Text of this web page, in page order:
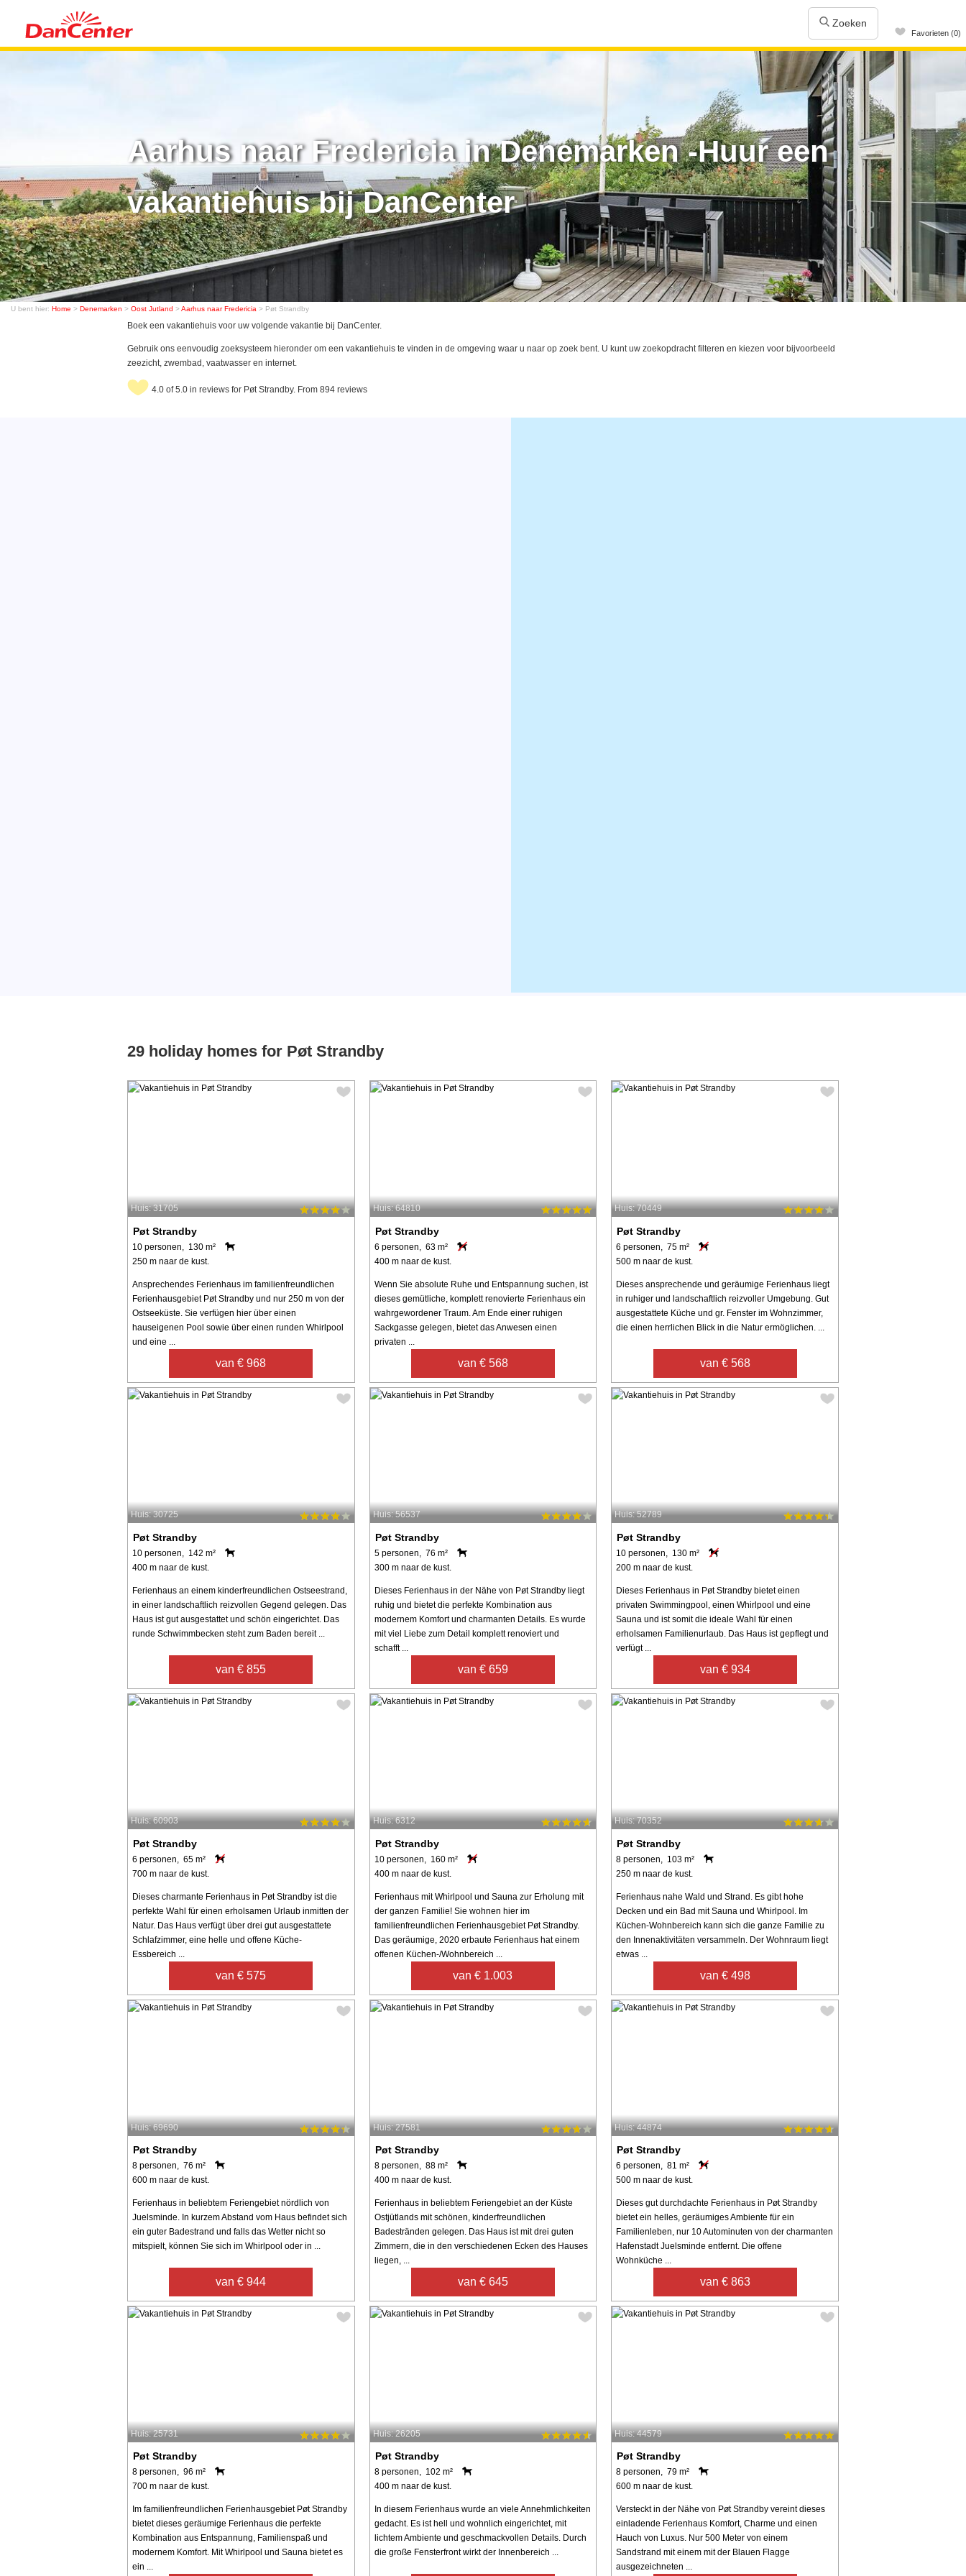
Zoeken
Favorieten (0)
Aarhus naar Fredericia in Denemarken -Huur een
vakantiehuis bij DanCenter
U bent hier: Home > Denemarken > Oost Jutland >Aarhus naar Fredericia > Pøt Strandby
Boek een vakantiehuis voor uw volgende vakantie bij DanCenter.
Gebruik ons eenvoudig zoeksysteem hieronder om een vakantiehuis te vinden in de omgeving waar u naar op zoek bent. U kunt uw zoekopdracht filteren en kiezen voor bijvoorbeeld
zeezicht, zwembad, vaatwasser en internet.
4.0 of 5.0 in reviews for Pøt Strandby. From 894 reviews
29 holiday homes for Pøt Strandby
Huis: 31705
Pøt Strandby
10 personen, 130 m²
250 m naar de kust.
Ansprechendes Ferienhaus im familienfreundlichen
Ferienhausgebiet Pøt Strandby und nur 250 m von der
Ostseeküste. Sie verfügen hier über einen
hauseigenen Pool sowie über einen runden Whirlpool
und eine ...
van € 968
Huis: 64810
Pøt Strandby
6 personen, 63 m²
400 m naar de kust.
Wenn Sie absolute Ruhe und Entspannung suchen, ist
dieses gemütliche, komplett renovierte Ferienhaus ein
wahrgewordener Traum. Am Ende einer ruhigen
Sackgasse gelegen, bietet das Anwesen einen
privaten ...
van € 568
Huis: 70449
Pøt Strandby
6 personen, 75 m²
500 m naar de kust.
Dieses ansprechende und geräumige Ferienhaus liegt
in ruhiger und landschaftlich reizvoller Umgebung. Gut
ausgestattete Küche und gr. Fenster im Wohnzimmer,
die einen herrlichen Blick in die Natur ermöglichen. ...
van € 568
Huis: 30725
Pøt Strandby
10 personen, 142 m²
400 m naar de kust.
Ferienhaus an einem kinderfreundlichen Ostseestrand,
in einer landschaftlich reizvollen Gegend gelegen. Das
Haus ist gut ausgestattet und schön eingerichtet. Das
runde Schwimmbecken steht zum Baden bereit ...
van € 855
Huis: 56537
Pøt Strandby
5 personen, 76 m²
300 m naar de kust.
Dieses Ferienhaus in der Nähe von Pøt Strandby liegt
ruhig und bietet die perfekte Kombination aus
modernem Komfort und charmanten Details. Es wurde
mit viel Liebe zum Detail komplett renoviert und
schafft ...
van € 659
Huis: 52789
Pøt Strandby
10 personen, 130 m²
200 m naar de kust.
Dieses Ferienhaus in Pøt Strandby bietet einen
privaten Swimmingpool, einen Whirlpool und eine
Sauna und ist somit die ideale Wahl für einen
erholsamen Familienurlaub. Das Haus ist gepflegt und
verfügt ...
van € 934
Huis: 60903
Pøt Strandby
6 personen, 65 m²
700 m naar de kust.
Dieses charmante Ferienhaus in Pøt Strandby ist die
perfekte Wahl für einen erholsamen Urlaub inmitten der
Natur. Das Haus verfügt über drei gut ausgestattete
Schlafzimmer, eine helle und offene Küche-
Essbereich ...
van € 575
Huis: 6312
Pøt Strandby
10 personen, 160 m²
400 m naar de kust.
Ferienhaus mit Whirlpool und Sauna zur Erholung mit
der ganzen Familie! Sie wohnen hier im
familienfreundlichen Ferienhausgebiet Pøt Strandby.
Das geräumige, 2020 erbaute Ferienhaus hat einem
offenen Küchen-/Wohnbereich ...
van € 1.003
Huis: 70352
Pøt Strandby
8 personen, 103 m²
250 m naar de kust.
Ferienhaus nahe Wald und Strand. Es gibt hohe
Decken und ein Bad mit Sauna und Whirlpool. Im
Küchen-Wohnbereich kann sich die ganze Familie zu
den Innenaktivitäten versammeln. Der Wohnraum liegt
etwas ...
van € 498
Huis: 69690
Pøt Strandby
8 personen, 76 m²
600 m naar de kust.
Ferienhaus in beliebtem Feriengebiet nördlich von
Juelsminde. In kurzem Abstand vom Haus befindet sich
ein guter Badestrand und falls das Wetter nicht so
mitspielt, können Sie sich im Whirlpool oder in ...
van € 944
Huis: 27581
Pøt Strandby
8 personen, 88 m²
400 m naar de kust.
Ferienhaus in beliebtem Feriengebiet an der Küste
Ostjütlands mit schönen, kinderfreundlichen
Badestränden gelegen. Das Haus ist mit drei guten
Zimmern, die in den verschiedenen Ecken des Hauses
liegen, ...
van € 645
Huis: 44874
Pøt Strandby
6 personen, 81 m²
500 m naar de kust.
Dieses gut durchdachte Ferienhaus in Pøt Strandby
bietet ein helles, geräumiges Ambiente für ein
Familienleben, nur 10 Autominuten von der charmanten
Hafenstadt Juelsminde entfernt. Die offene
Wohnküche ...
van € 863
Huis: 25731
Pøt Strandby
8 personen, 96 m²
700 m naar de kust.
Im familienfreundlichen Ferienhausgebiet Pøt Strandby
bietet dieses geräumige Ferienhaus die perfekte
Kombination aus Entspannung, Familienspaß und
modernem Komfort. Mit Whirlpool und Sauna bietet es
ein ...
Huis: 26205
Pøt Strandby
8 personen, 102 m²
400 m naar de kust.
In diesem Ferienhaus wurde an viele Annehmlichkeiten
gedacht. Es ist hell und wohnlich eingerichtet, mit
lichtem Ambiente und geschmackvollen Details. Durch
die große Fensterfront wirkt der Innenbereich ...
Huis: 44579
Pøt Strandby
8 personen, 79 m²
600 m naar de kust.
Versteckt in der Nähe von Pøt Strandby vereint dieses
einladende Ferienhaus Komfort, Charme und einen
Hauch von Luxus. Nur 500 Meter von einem
Sandstrand mit einem mit der Blauen Flagge
ausgezeichneten ...